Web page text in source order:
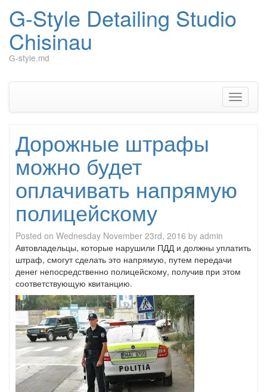
G-Style Detailing Studio
Chisinau
G-style.md
Toggle
Дорожные штрафы
можно будет
оплачивать напрямую
полицейскому
Posted on Wednesday November 23rd, 2016 by admin
Автовладельцы, которые нарушили ПДД и должны уплатить
штраф, смогут сделать это напрямую, путем передачи
денег непосредственно полицейскому, получив при этом
соответствующую квитанцию.